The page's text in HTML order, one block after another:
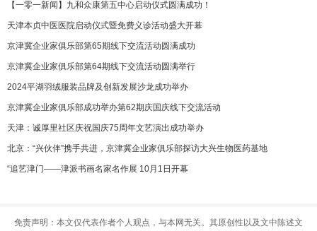
【一零一新闻】九和众康第五中心启动仪式圆满成功！
天津本贞中医医院启动仪式暨免费义诊活动盛大开幕
京津冀企业家俱乐部第65期线下交流活动圆满成功
京津冀企业家俱乐部第64期线下交流活动圆满举行
2024平湖羽绒服装品牌及创新发展沙龙成功举办
京津冀企业家俱乐部成功举办第62期庆国庆线下交流活动
天津：诚厚里社区庆祝国庆75周年文艺演出成功举办
北京：“兴伙伴”携手共进，京津冀企业家俱乐部探访大兴生物医药基地
“追艺津门——津派书画名家名作展 10月1日开幕
免责声明：本文仅代表作者个人观点，与本网无关。其原创性以及文中陈述文